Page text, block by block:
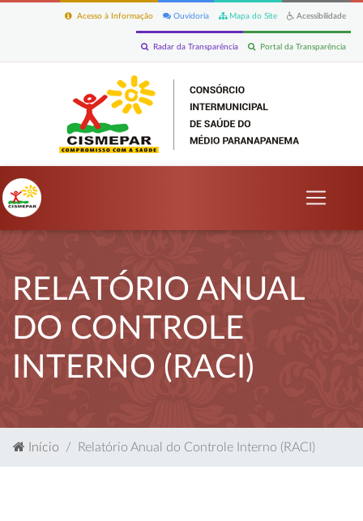
Acessibilidade
Mapa do Site
Ouvidoria
Acesso à Informação
Portal da Transparência
Radar da Transparência
RELATÓRIO ANUAL
DO CONTROLE
INTERNO (RACI)
Início Relatório Anual do Controle Interno (RACI)